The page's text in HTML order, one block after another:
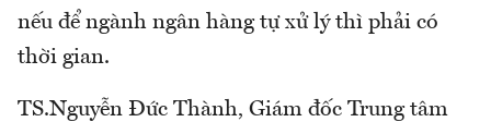
nếu để ngành ngân hàng tự xử lý thì phải có
thời gian.
TS.Nguyễn Đức Thành, Giám đốc Trung tâm